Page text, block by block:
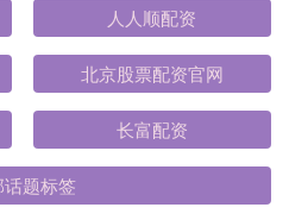
人人顺配资
北京股票配资官网
长富配资
话题标签